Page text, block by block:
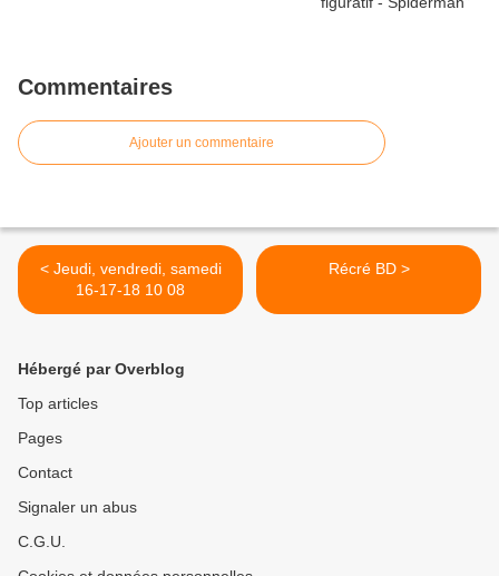
Commentaires
Ajouter un commentaire
< Jeudi, vendredi, samedi
16-17-18 10 08
Récré BD >
Hébergé par Overblog
Top articles
Pages
Contact
Signaler un abus
C.G.U.